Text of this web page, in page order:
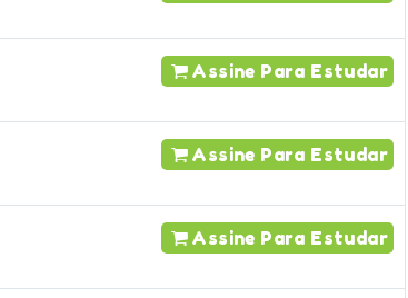
Assine Para Estudar
Assine Para Estudar
Assine Para Estudar